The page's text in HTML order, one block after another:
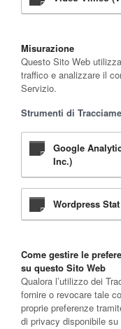
Misurazione
Questo Sito Web
traffico e analizzare il
Servizio.
Strumenti di
Google
Inc.)
Wordpress
Come gestire le
su questo Sito Web
Qualora l’utilizzo dei
fornire o revocare tale
proprie preferenze
di privacy disponibile